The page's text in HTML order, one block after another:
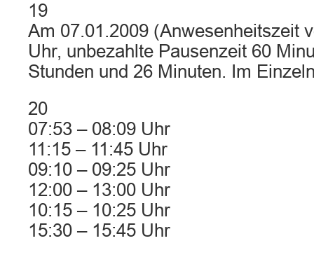
19
Am 07.01.2009 (Anwesenheitszeit
Uhr, unbezahlte Pausenzeit 60
Stunden und 26 Minuten. Im
20
07:53 – 08:09 Uhr
11:15 – 11:45 Uhr
09:10 – 09:25 Uhr
12:00 – 13:00 Uhr
10:15 – 10:25 Uhr
15:30 – 15:45 Uhr